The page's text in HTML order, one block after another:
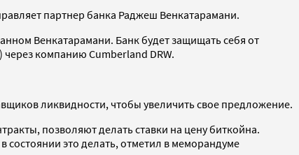
партнер банка Раджеш Венкатарамани.
Венкатарамани. Банк будет защищать себя от
компанию Cumberland DRW.
ликвидности, чтобы увеличить свое предложение.
позволяют делать ставки на цену биткойна.
это делать, отметил в меморандуме